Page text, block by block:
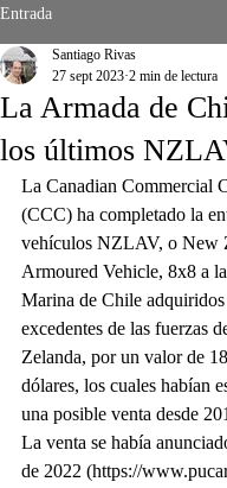
Entrada
La Armada de
los últimos
Santiago Rivas
27 sept 2023 2 min de lectura
La Canadian Commercial
(CCC) ha completado la
vehículos NZLAV, o New
Armoured Vehicle, 8x8 a
Marina de Chile
excedentes de las fuerzas
Zelanda, por un valor de
dólares, los cuales habían
una posible venta desde
La venta se había
de 2022 (https://